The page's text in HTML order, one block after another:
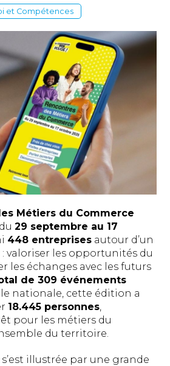
et Compétences
Métiers du Commerce
du29 septembre au 17
448 entreprises autour d’un
valoriser les opportunités du
les échanges avec les futurs
de 309 événements
nationale, cette édition a
18.445 personnes
pour les métiers du
du territoire.
illustrée par une grande